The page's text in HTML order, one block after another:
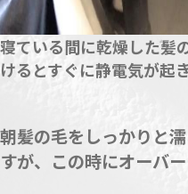
寝ている間に乾燥した髪
けるとすぐに静電気が起
朝髪の毛をしっかりと
すが、この時にオーバ